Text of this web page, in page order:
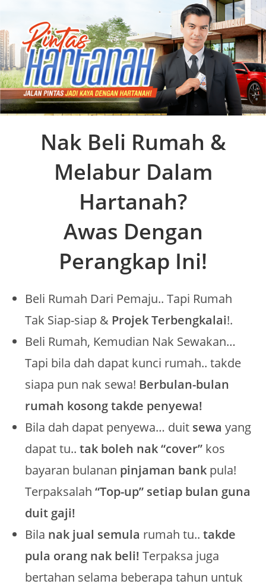
content
Nak Beli Rumah &
Melabur Dalam
Hartanah?
Awas Dengan
Perangkap Ini!
Beli Rumah Dari Pemaju.. Tapi Rumah
Tak Siap-siap & Projek Terbengkalai!.
Beli Rumah, Kemudian Nak Sewakan…
Tapi bila dah dapat kunci rumah.. takde
siapa pun nak sewa! Berbulan-bulan
rumah kosong takde penyewa!
Bila dah dapat penyewa… duit sewa yang
dapat tu.. tak boleh nak “cover” kos
bayaran bulanan pinjaman bank pula!
Terpaksalah “Top-up” setiap bulan guna
duit gaji!
Bila nak jual semula rumah tu.. takde
pula orang nak beli!Terpaksa juga
bertahan selama beberapa tahun untuk